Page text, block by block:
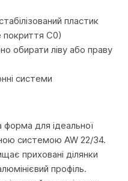
пластик
покриття С0)
обирати ліву або праву
системи
форма для ідеальної
системою AW 22/34.
приховані ділянки
профіль.